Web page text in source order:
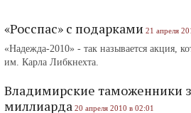
«Росспас» с подарками 21 апреля
«Надежда-2010» ‑ так называется акция,
им. Карла Либкнехта.
Владимирские таможенники
миллиарда 20 апреля 2010 в 02:01